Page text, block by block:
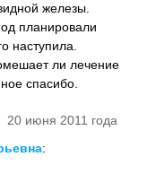
железы.
планировали
наступила.
ли лечение
спасибо.
20 июня 2011 года
: